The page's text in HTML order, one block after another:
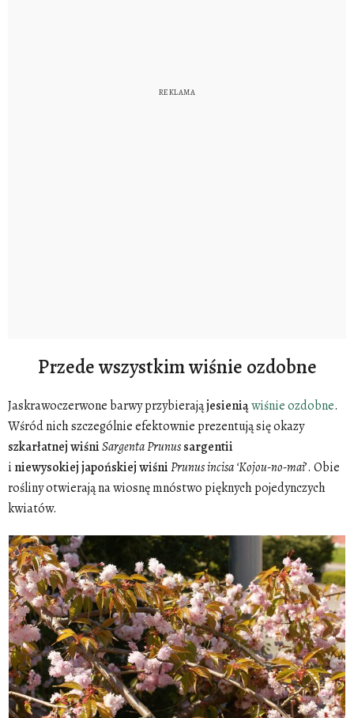
Przede wszystkim wiśnie ozdobne
Jaskrawoczerwone barwy przybierająjesieniąwiśnie ozdobne.
Wśród nich szczególnie efektownie prezentują się okazy
szkarłatnejwiśniSargenta Prunussargentii
i niewysokiejjapońskiejwiśniPrunus incisa ‘Kojou-no-mai’. Obie
rośliny otwierają na wiosnę mnóstwo pięknych pojedynczych
kwiatów.